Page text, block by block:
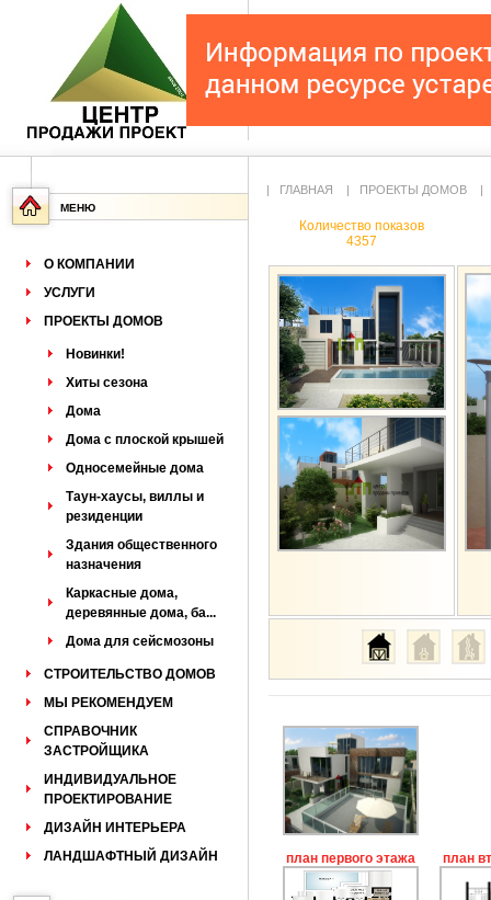
МЕНЮ
О КОМПАНИИ
УСЛУГИ
ПРОЕКТЫ ДОМОВ
Новинки!
Хиты сезона
Дома
Дома с плоской крышей
Односемейные дома
Таун-хаусы, виллы и
резиденции
Здания общественного
назначения
Каркасные дома,
деревянные дома, ба...
Дома для сейсмозоны
СТРОИТЕЛЬСТВО ДОМОВ
МЫ РЕКОМЕНДУЕМ
СПРАВОЧНИК
ЗАСТРОЙЩИКА
ИНДИВИДУАЛЬНОЕ
ПРОЕКТИРОВАНИЕ
ДИЗАЙН ИНТЕРЬЕРА
ЛАНДШАФТНЫЙ ДИЗАЙН
| ГЛАВНАЯ | ПРОЕКТЫ ДОМОВ
Количество показов
4357
план первого этажа план